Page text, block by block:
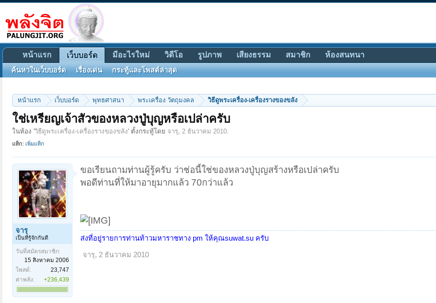
หน้าแรก เว็บบอร์ด พุทธศาสนา พระเครื่อง วัตถุมงคล วิธีดูพระเครื่อง-เครื่องรางของขลัง
ใช่เหรียญเจ้าสัวของหลวงปู่บุญหรือเปล่าครับ
ในห้อง 'วิธีดูพระเครื่อง-เครื่องรางของขลัง' ตั้งกระทู้โดย จารุ, 2 ธันวาคม 2010.
แท็ก: เพิ่มแท็ก
จารุ
เป็นที่รู้จักกันดี
วันที่สมัครสมาชิก:
15 สิงหาคม 2006
โพสต์:
23,747
ค่าพลัง:
+236,439
ขอเรียนถามท่านผู้รู้ครับ ว่าช่อนี้ใช่ของหลวงปู่บุญสร้างหรือเปล่าครับ
พอดีท่านที่ให้มาอายุมากแล้ว 70กว่าแล้ว
ส่งที่อยู่รายการท่านท้าวมหาราชทาง pm ให้คุณsuwat.su ครับ
จารุ, 2 ธันวาคม 2010
หน้าแรก เว็บบอร์ด
ค้นหาในเว็บบอร์ด เรื่องเด่น กระทู้และโพสต์ล่าสุด
มีอะไรใหม่ วิดีโอ รูปภาพ เสียงธรรม สมาชิก ห้องสนทนา